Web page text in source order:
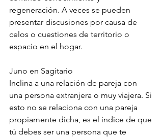
regeneración. A veces se pueden
presentar discusiones por causa de
celos o cuestiones de territorio o
espacio en el hogar.
Juno en Sagitario
Inclina a una relación de pareja con
una persona extranjera o muy viajera. Si
esto no se relaciona con una pareja
propiamente dicha, es el indice de que
tú debes ser una persona que te